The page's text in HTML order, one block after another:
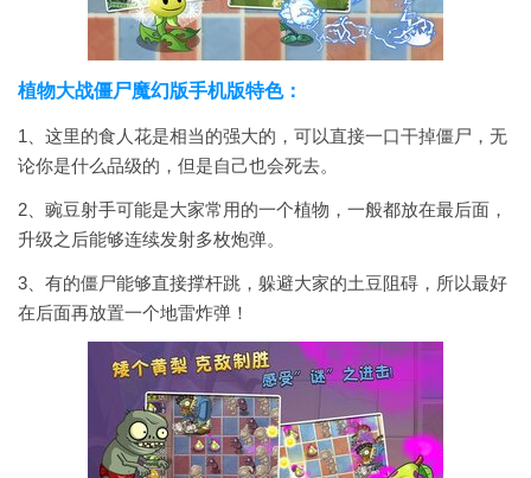
植物大战僵尸魔幻版手机版特色：
1、这里的食人花是相当的强大的，可以直接一口干掉僵尸，无
论你是什么品级的，但是自己也会死去。
2、豌豆射手可能是大家常用的一个植物，一般都放在最后面，
升级之后能够连续发射多枚炮弹。
3、有的僵尸能够直接撑杆跳，躲避大家的土豆阻碍，所以最好
在后面再放置一个地雷炸弹！